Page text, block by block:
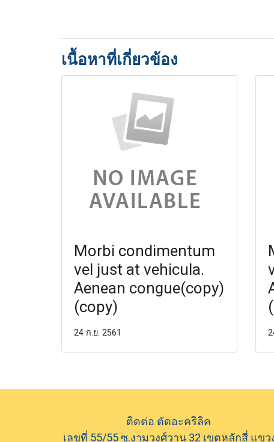
เนื้อหาที่เกี่ยวข้อง
Morbi condimentum
vel just at vehicula.
Aenean congue(copy)
(copy)
24 ก.ย. 2561
ติดต่อ ตัดอะคริลิค
เลขที่ 55/55 ซ.งามวงศ์วาน 32 เขตหลักสี่ แขว